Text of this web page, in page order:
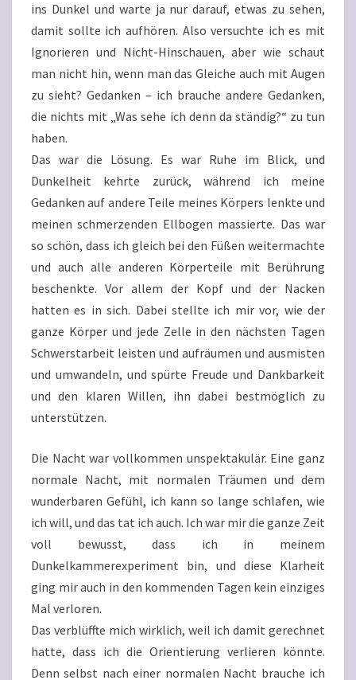
ins Dunkel und warte ja nur darauf, etwas zu sehen,
damit sollte ich aufhören. Also versuchte ich es mit
Ignorieren und Nicht-Hinschauen, aber wie schaut
man nicht hin, wenn man das Gleiche auch mit Augen
zu sieht? Gedanken – ich brauche andere Gedanken,
die nichts mit „Was sehe ich denn da ständig?“ zu tun
haben.
Das war die Lösung. Es war Ruhe im Blick, und
Dunkelheit kehrte zurück, während ich meine
Gedanken auf andere Teile meines Körpers lenkte und
meinen schmerzenden Ellbogen massierte. Das war
so schön, dass ich gleich bei den Füßen weitermachte
und auch alle anderen Körperteile mit Berührung
beschenkte. Vor allem der Kopf und der Nacken
hatten es in sich. Dabei stellte ich mir vor, wie der
ganze Körper und jede Zelle in den nächsten Tagen
Schwerstarbeit leisten und aufräumen und ausmisten
und umwandeln, und spürte Freude und Dankbarkeit
und den klaren Willen, ihn dabei bestmöglich zu
unterstützen.
Die Nacht war vollkommen unspektakulär. Eine ganz
normale Nacht, mit normalen Träumen und dem
wunderbaren Gefühl, ich kann so lange schlafen, wie
ich will, und das tat ich auch. Ich war mir die ganze Zeit
voll bewusst, dass ich in meinem
Dunkelkammerexperiment bin, und diese Klarheit
ging mir auch in den kommenden Tagen kein einziges
Mal verloren.
Das verblüffte mich wirklich, weil ich damit gerechnet
hatte, dass ich die Orientierung verlieren könnte.
Denn selbst nach einer normalen Nacht brauche ich